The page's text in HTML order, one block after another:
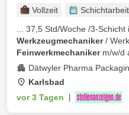
Vollzeit Schichtarbeit
... 37,5 Std/Woche /3-
Werkzeugmechaniker/
Feinwerkmechanikerm/w/d
Dätwyler Pharma
Karlsbad
vor 3 Tagen